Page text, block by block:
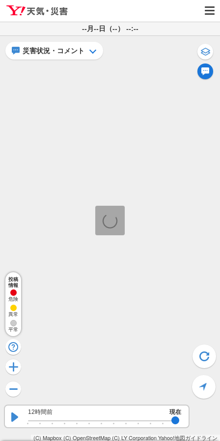
--月--日（--） --:--
(C) Mapbox (C) OpenStreetMap(C) LY CorporationYahoo!地図ガイドライン
災害状況・コメント
12時間前 現在
投稿
情報
危険
異常
平常